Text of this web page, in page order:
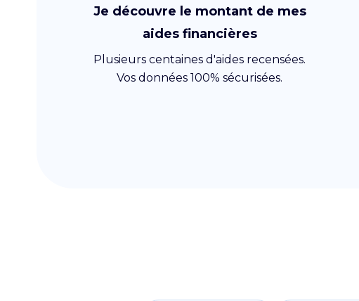
Je découvre le montant de mes
aides financières
Plusieurs centaines d'aides recensées.
Vos données 100% sécurisées.